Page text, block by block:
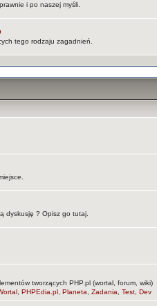
i po naszej myśli.
tego rodzaju zagadnień.
dyskusję ? Opisz go tutaj.
tworzących PHP.pl (wortal, forum, wiki)
,PHPEdia.pl ,Planeta ,Zadania ,Test ,Dev